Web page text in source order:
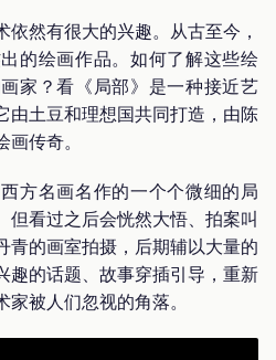
然有很大的兴趣。从古至今，
的绘画作品。如何了解这些绘
家？看《局部》是一种接近艺
由土豆和理想国共同打造，由陈
传奇。
方名画名作的一个个微细的局
但看过之后会恍然大悟、拍案叫
青的画室拍摄，后期辅以大量的
趣的话题、故事穿插引导，重新
被人们忽视的角落。